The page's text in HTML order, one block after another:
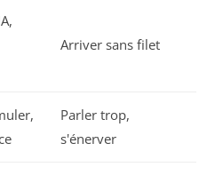
Arriver sans filet
Parler trop,
s'énerver